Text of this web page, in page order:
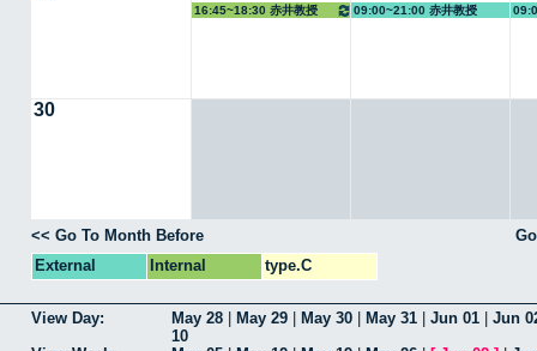
16:45~18:30 赤井教授 09:00~21:00 赤井教授
30
<< Go To Month Before
External
Internal type.C
View Day: May 28 May 29 May 30 May 31 Jun 01
Jun
10